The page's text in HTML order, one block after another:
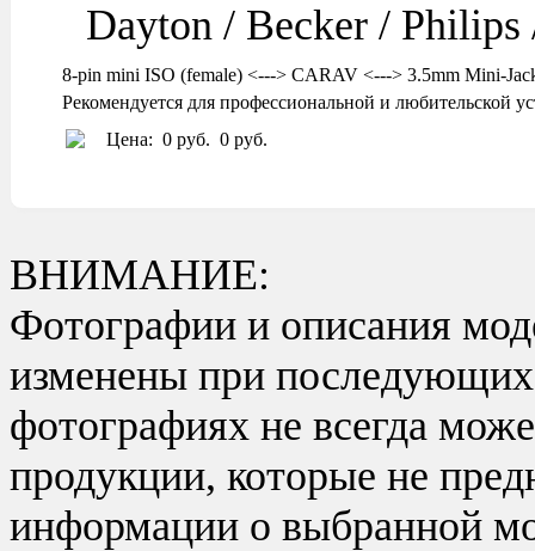
Dayton / Becker /
8-pin mini ISO (female) <---> CARAV <---> 3.5mm Mini-
Рекомендуется для профессиональной и любительской
Цена: 0 руб. 0 руб.
ВНИМАНИЕ:
Фотографии и описания
изменены при последующих
фотографиях не всегда
продукции, которые не
информации о выбранной